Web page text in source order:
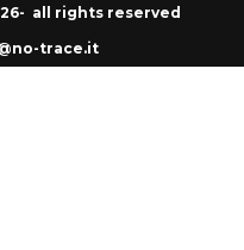
all rights reserved
trace.it